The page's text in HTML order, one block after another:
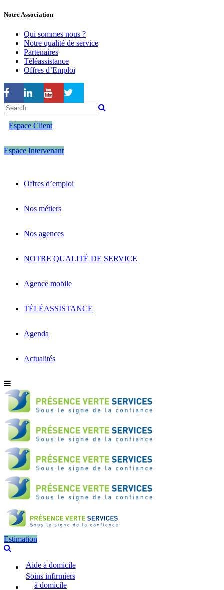
Notre Association
Qui sommes nous ?
Notre qualité de service
Partenaires
Téléassistance
Offres d’Emploi
Espace Client
Espace Intervenant
Offres d’emploi
Nos métiers
Nos agences
NOTRE QUALITÉ DE SERVICE
Agence mobile
TÉLÉASSISTANCE
Agenda
Actualités
Estimation
Aide à domicile
Soins infirmiers
à domicile